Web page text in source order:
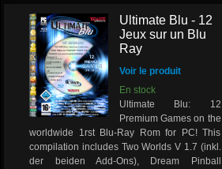
Ultimate Blu - 12
Jeux sur un Blu
Ray
Voir le produit
En stock
Ultimate Blu: 12
Premium Games on the
worldwide 1rst Blu-Ray Rom for PC! This
compilation includes Two Worlds V 1.7 (inkl.
der beiden Add-Ons), Dream Pinball